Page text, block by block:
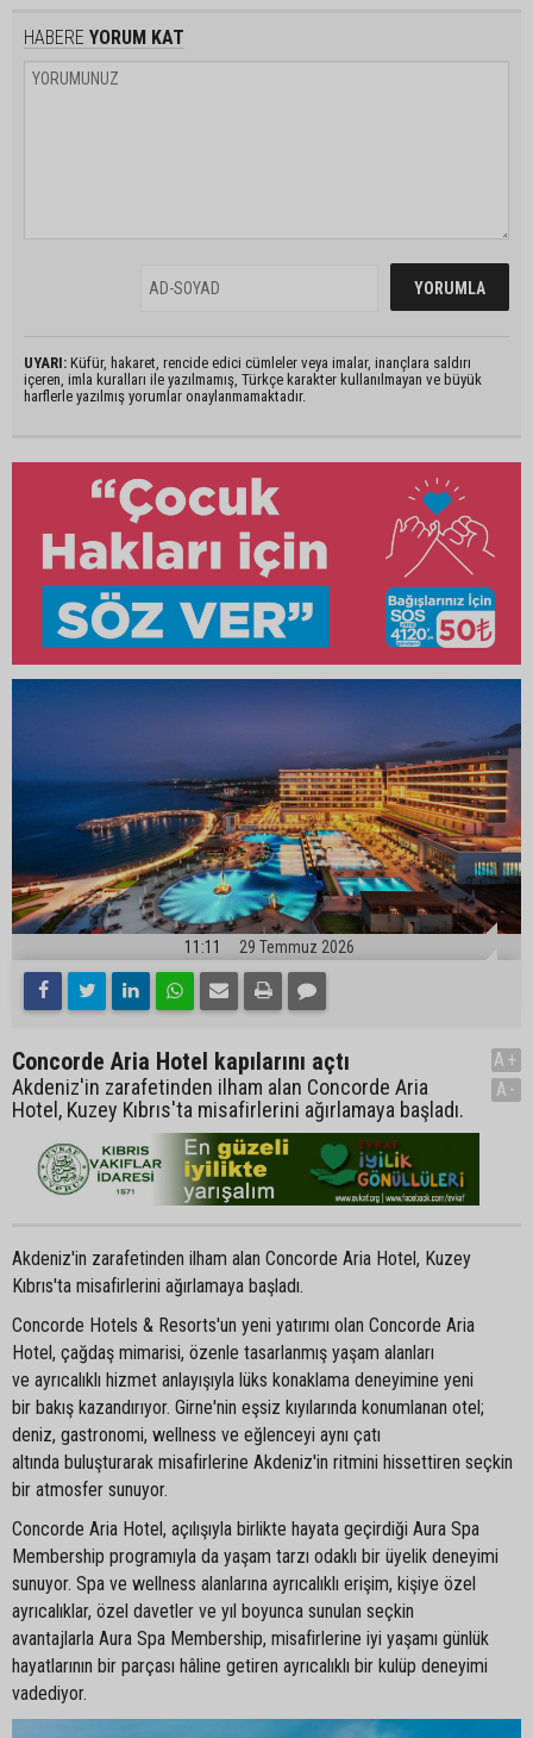
HABERE YORUM KAT
UYARI: Küfür, hakaret, rencide edici cümleler veya imalar, inançlara saldırı
içeren, imla kuralları ile yazılmamış, Türkçe karakter kullanılmayan ve büyük
harflerle yazılmış yorumlar onaylanmamaktadır.
11:11 29 Temmuz 2026
Concorde Aria Hotel kapılarını açtı
Akdeniz'in zarafetinden ilham alan Concorde Aria
Hotel, Kuzey Kıbrıs'ta misafirlerini ağırlamaya başladı.
A+
A-
Akdeniz'in zarafetinden ilham alan Concorde Aria Hotel, Kuzey
Kıbrıs'ta misafirlerini ağırlamaya başladı.
Concorde Hotels & Resorts'un yeni yatırımı olan Concorde Aria
Hotel, çağdaş mimarisi, özenle tasarlanmış yaşam alanları
ve ayrıcalıklı hizmet anlayışıyla lüks konaklama deneyimine yeni
bir bakış kazandırıyor. Girne'nin eşsiz kıyılarında konumlanan otel;
deniz, gastronomi, wellness ve eğlenceyi aynı çatı
altında buluşturarak misafirlerine Akdeniz'in ritmini hissettiren seçkin
bir atmosfer sunuyor.
Concorde Aria Hotel, açılışıyla birlikte hayata geçirdiği Aura Spa
Membership programıyla da yaşam tarzı odaklı bir üyelik deneyimi
sunuyor. Spa ve wellness alanlarına ayrıcalıklı erişim, kişiye özel
ayrıcalıklar, özel davetler ve yıl boyunca sunulan seçkin
avantajlarla Aura Spa Membership, misafirlerine iyi yaşamı günlük
hayatlarının bir parçası hâline getiren ayrıcalıklı bir kulüp deneyimi
vadediyor.